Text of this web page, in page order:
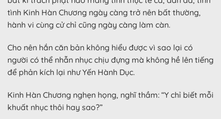
tình Kinh Hàn Chương ngày càng trở nên bất thường,
hành vi cùng cử chỉ cũng ngày càng làm càn.
Cho nên hắn căn bản không hiểu được vì sao lại có
người có thể nhẫn nhục chịu đựng mà không hề lên tiếng
để phản kích lại như Yến Hành Dục.
Kinh Hàn Chương nghẹn họng, nghĩ thầm: “Y chỉ biết mỗi
khuất nhục thôi hay sao?”